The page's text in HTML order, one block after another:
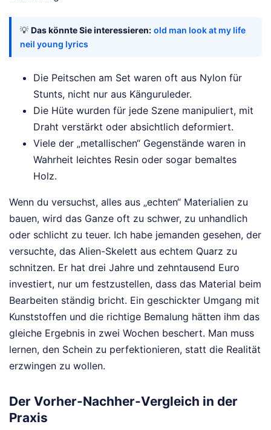
💡 Das könnte Sie interessieren: old man look at my life
neil young lyrics
Die Peitschen am Set waren oft aus Nylon für
Stunts, nicht nur aus Känguruleder.
Die Hüte wurden für jede Szene manipuliert, mit
Draht verstärkt oder absichtlich deformiert.
Viele der „metallischen“ Gegenstände waren in
Wahrheit leichtes Resin oder sogar bemaltes
Holz.
Wenn du versuchst, alles aus „echten“ Materialien zu
bauen, wird das Ganze oft zu schwer, zu unhandlich
oder schlicht zu teuer. Ich habe jemanden gesehen, der
versuchte, das Alien-Skelett aus echtem Quarz zu
schnitzen. Er hat drei Jahre und zehntausend Euro
investiert, nur um festzustellen, dass das Material beim
Bearbeiten ständig bricht. Ein geschickter Umgang mit
Kunststoffen und die richtige Bemalung hätten ihm das
gleiche Ergebnis in zwei Wochen beschert. Man muss
lernen, den Schein zu perfektionieren, statt die Realität
erzwingen zu wollen.
Der Vorher-Nachher-Vergleich in der
Praxis